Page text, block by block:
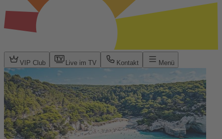
VIP Club Live im TV Kontakt Menü